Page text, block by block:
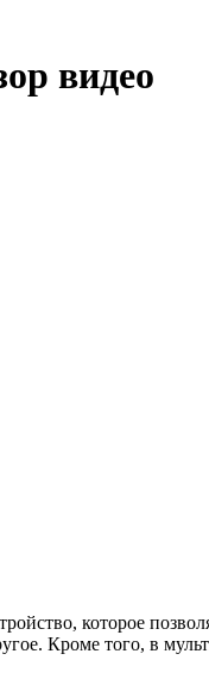
видео
которое
Кроме того, в